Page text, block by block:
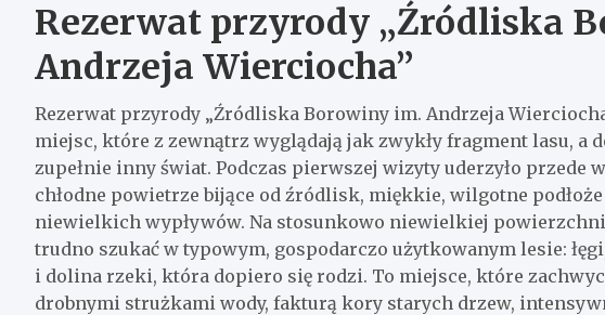
Rezerwat przyrody „Źródliska
Andrzeja Wierciocha”
Rezerwat przyrody „Źródliska Borowiny im. Andrzeja
miejsc, które z zewnątrz wyglądają jak zwykły fragment lasu, a
zupełnie inny świat. Podczas pierwszej wizyty uderzyło przede
chłodne powietrze bijące od źródlisk, miękkie, wilgotne
niewielkich wypływów. Na stosunkowo niewielkiej
trudno szukać w typowym, gospodarczo użytkowanym lesie:
i dolina rzeki, która dopiero się rodzi. To miejsce, które
drobnymi strużkami wody, fakturą kory starych drzew,